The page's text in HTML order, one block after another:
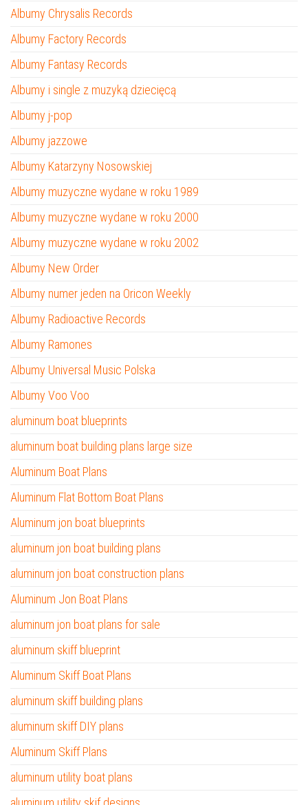
Albumy Chrysalis Records
Albumy Factory Records
Albumy Fantasy Records
Albumy i single z muzyką dziecięcą
Albumy j-pop
Albumy jazzowe
Albumy Katarzyny Nosowskiej
Albumy muzyczne wydane w roku 1989
Albumy muzyczne wydane w roku 2000
Albumy muzyczne wydane w roku 2002
Albumy New Order
Albumy numer jeden na Oricon Weekly
Albumy Radioactive Records
Albumy Ramones
Albumy Universal Music Polska
Albumy Voo Voo
aluminum boat blueprints
aluminum boat building plans large size
Aluminum Boat Plans
Aluminum Flat Bottom Boat Plans
Aluminum jon boat blueprints
aluminum jon boat building plans
aluminum jon boat construction plans
Aluminum Jon Boat Plans
aluminum jon boat plans for sale
aluminum skiff blueprint
Aluminum Skiff Boat Plans
aluminum skiff building plans
aluminum skiff DIY plans
Aluminum Skiff Plans
aluminum utility boat plans